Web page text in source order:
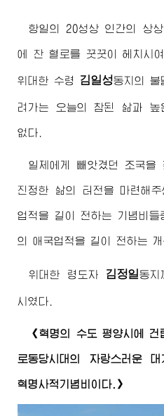
항일의 20성상 인간의 상
에 찬 혈로를 꿋꿋이 헤치시
위대한 수령 김일성동지의 불
려가는 오늘의 참된 삶과 높
없다.
일제에게 빼앗겼던 조국을
진정한 삶의 터전을 마련해
업적을 길이 전하는 기념비들
의 애국업적을 길이 전하는 개
위대한 령도자 김정일동지
시였다.
《혁명의 수도 평양시에
로동당시대의 자랑스러운 대
혁명사적기념비이다.》